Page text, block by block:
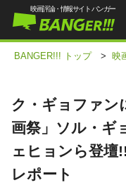
映画評論・情報サイト バンガー
BANGER!!! トップ > 映
ク・ギョファン
画祭」ソル・ギ
ェヒョンら登壇
レポート